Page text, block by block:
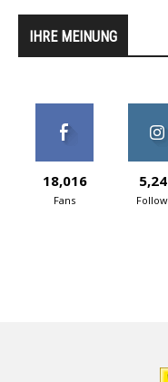
IHRE MEINUNG
18,016
Fans